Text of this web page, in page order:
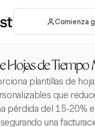
Comienza
Hojas de Tiempo
plantillas de
que
pérdida del 15-20%
una